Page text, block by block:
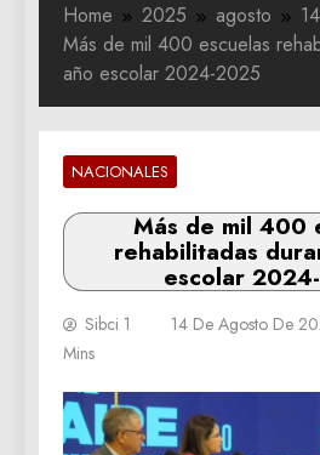
Home 2025 agosto
14
Más de mil 400 escuelas
año escolar 2024-2025
NACIONALES
Más de mil 400
rehabilitadas
escolar
Sibci 1 14 De Agosto De
Mins